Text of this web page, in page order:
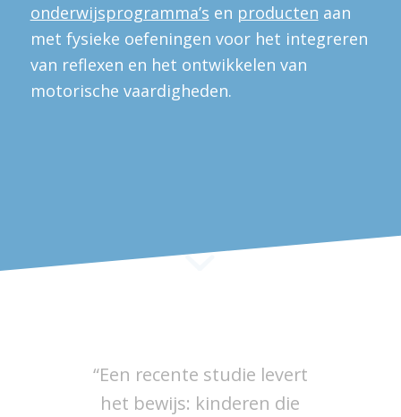
onderwijsprogramma’s en producten aan
met fysieke oefeningen voor het integreren
van reflexen en het ontwikkelen van
motorische vaardigheden.
“Een recente studie levert
het bewijs: kinderen die